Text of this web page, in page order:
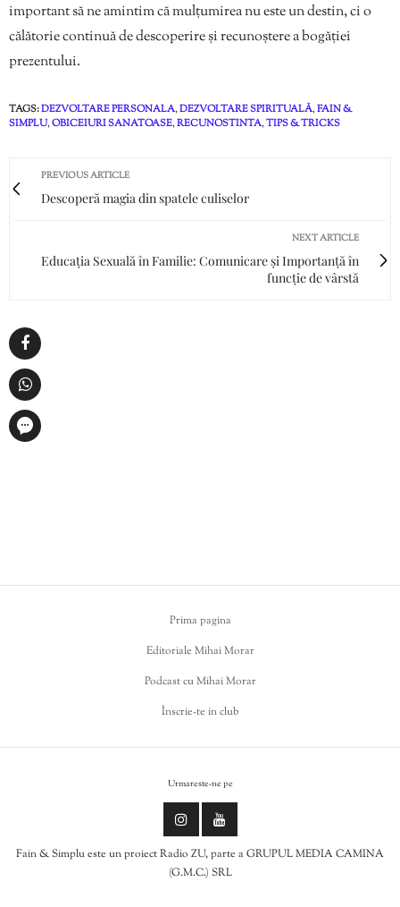
important să ne amintim că mulțumirea nu este un destin, ci o
călătorie continuă de descoperire și recunoștere a bogăției
prezentului.
TAGS:DEZVOLTARE PERSONALA,DEZVOLTARE SPIRITUALĂ,FAIN &
SIMPLU,OBICEIURI SANATOASE,RECUNOSTINTA,TIPS & TRICKS
PREVIOUS ARTICLE
Descoperă magia din spatele culiselor
NEXT ARTICLE
Educația Sexuală în Familie: Comunicare și Importanță în
funcție de vârstă
Prima pagina
Editoriale Mihai Morar
Podcast cu Mihai Morar
Înscrie-te in club
Urmareste-ne pe
Fain & Simplu este un proiect Radio ZU, parte a GRUPUL MEDIA CAMINA
(G.M.C.) SRL